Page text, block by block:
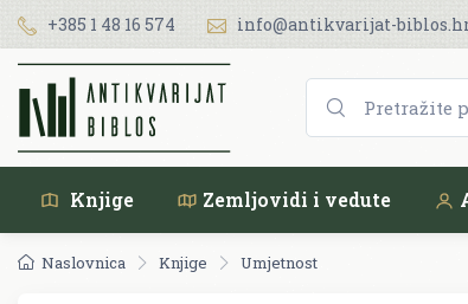
+385 1 48 16 574 info@antikvarijat-
Knjige Zemljovidi i vedute
Naslovnica Knjige Umjetnost